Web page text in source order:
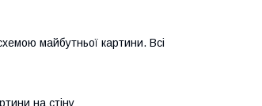
майбутньої картини. Всі
на стіну